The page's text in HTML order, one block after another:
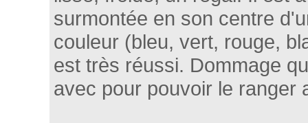
surmontée en son centre
couleur (bleu, vert, rouge,
est très réussi. Dommage
avec pour pouvoir le ranger